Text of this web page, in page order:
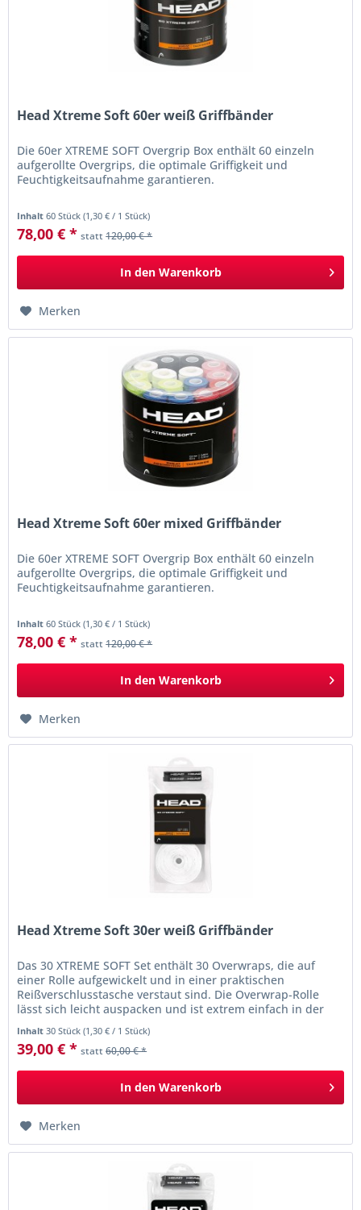
Head Xtreme Soft 60er weiß Griffbänder
Die 60er XTREME SOFT Overgrip Box enthält 60 einzeln
aufgerollte Overgrips, die optimale Griffigkeit und
Feuchtigkeitsaufnahme garantieren.
Inhalt60 Stück(1,30 € / 1 Stück)
78,00 € * statt120,00 € *
In den Warenkorb
Merken
Head Xtreme Soft 60er mixed Griffbänder
Die 60er XTREME SOFT Overgrip Box enthält 60 einzeln
aufgerollte Overgrips, die optimale Griffigkeit und
Feuchtigkeitsaufnahme garantieren.
Inhalt60 Stück(1,30 € / 1 Stück)
78,00 € * statt120,00 € *
In den Warenkorb
Merken
Head Xtreme Soft 30er weiß Griffbänder
Das 30 XTREME SOFT Set enthält 30 Overwraps, die auf
einer Rolle aufgewickelt und in einer praktischen
Reißverschlusstasche verstaut sind. Die Overwrap-Rolle
lässt sich leicht auspacken und ist extrem einfach in der
Inhalt30 Stück(1,30 € / 1 Stück)
39,00 € * statt60,00 € *
In den Warenkorb
Merken